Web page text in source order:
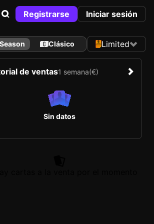
Registrarse Iniciar sesión
Clásico Limited
de ventas1 semana(€)
Sin datos